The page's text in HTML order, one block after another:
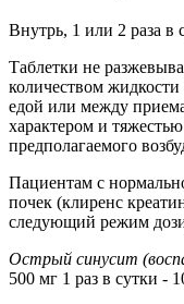
Внутрь, 1 или 2 раза в
Таблетки не
количеством
едой или между
характером и
предполагаемого
Пациентам с
почек (клиренс
следующий режим
Острый синусит
500 мг 1 раз в сутки -